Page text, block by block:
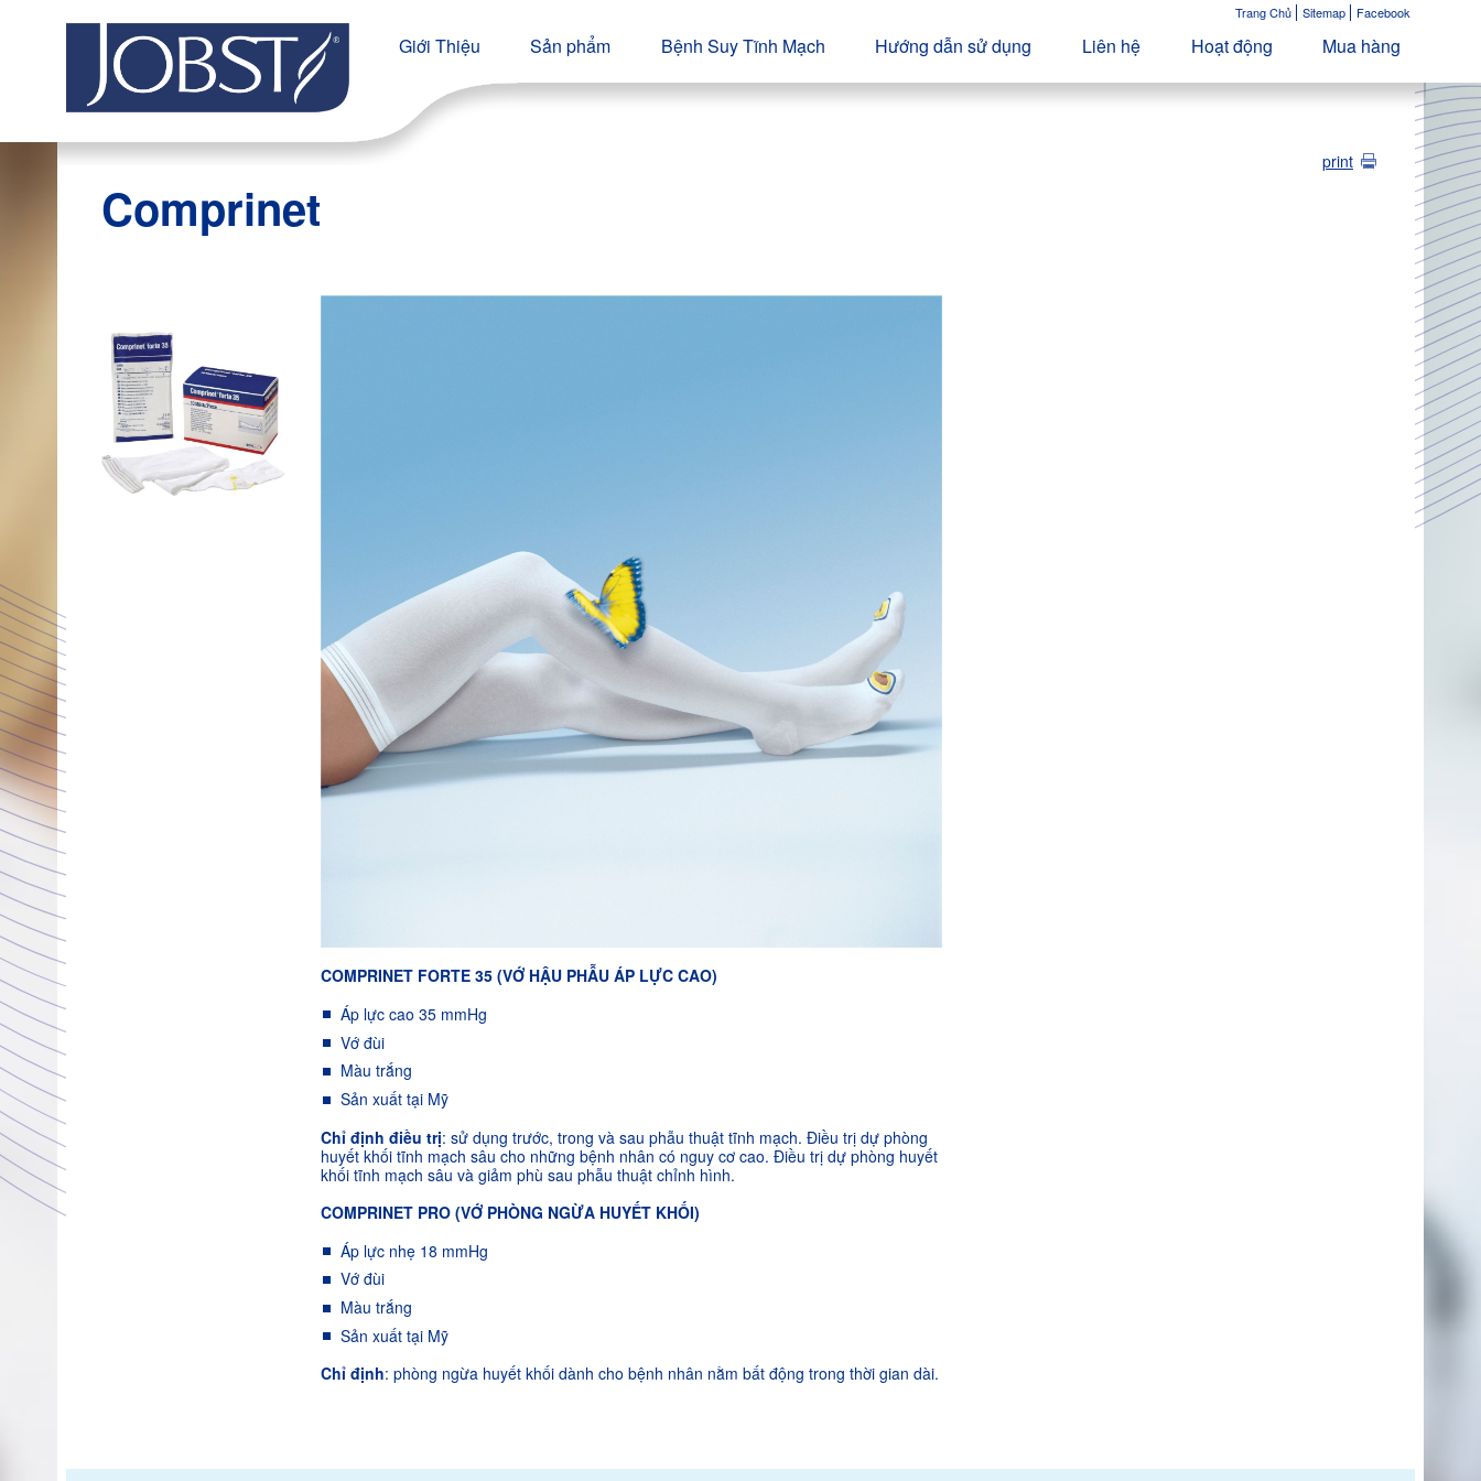
Trang Chủ Sitemap Facebook
Giới Thiệu Sản phẩm Bệnh Suy Tĩnh Mạch Hướng dẫn sử dụng Liên hệ Hoạt động Mua hàng
print
Comprinet
COMPRINET FORTE 35 (VỚ HẬU PHẪU ÁP LỰC CAO)
Áp lực cao 35 mmHg
Vớ đùi
Màu trắng
Sản xuất tại Mỹ
Chỉ định điều trị: sử dụng trước, trong và sau phẫu thuật tĩnh mạch. Điều trị dự phòng
huyết khối tĩnh mạch sâu cho những bệnh nhân có nguy cơ cao. Điều trị dự phòng huyết
khối tĩnh mạch sâu và giảm phù sau phẫu thuật chỉnh hình.
COMPRINET PRO (VỚ PHÒNG NGỪA HUYẾT KHỐI)
Áp lực nhẹ 18 mmHg
Vớ đùi
Màu trắng
Sản xuất tại Mỹ
Chỉ định: phòng ngừa huyết khối dành cho bệnh nhân nằm bất động trong thời gian dài.